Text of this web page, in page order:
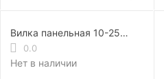
Вилка панельная 10-25
ISQ0060
0.0
Нет в наличии